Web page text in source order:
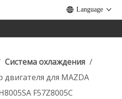
Language
Система охлаждения /
двигателя для MAZDA
F57Z8005C